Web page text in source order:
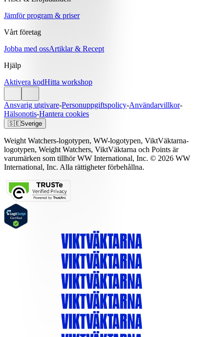
Jämför program & priser
Vårt företag
Jobba med ossArtiklar & Recept
Hjälp
Aktivera kodHitta workshop
Ansvarig utgivare-Personuppgiftspolicy-Användarvillkor-
Hälsonotis-Hantera cookies
🇸🇪Sverige
Weight Watchers-logotypen, WW-logotypen, ViktVäktarna-
logotypen, Weight Watchers, ViktVäktarna och Points är
varumärken som tillhör WW International, Inc. © 2026 WW
International, Inc. Alla rättigheter förbehållna.